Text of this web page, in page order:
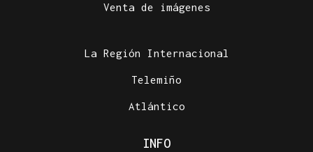
Venta de imágenes
La Región Internacional
Telemiño
Atlántico
INFO